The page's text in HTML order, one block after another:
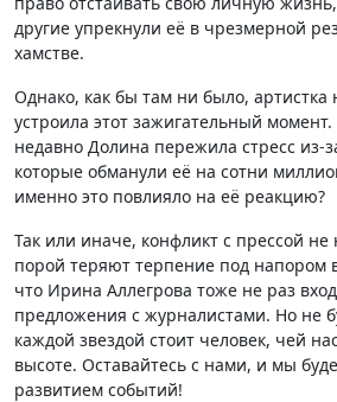
другие упрекнули её в чрезмерной
хамстве.
Однако, как бы там ни было, артистка
устроила этот зажигательный
недавно Долина пережила стресс из-
которые обманули её на сотни
именно это повлияло на её реакцию?
Так или иначе, конфликт с прессой не
порой теряют терпение под напором
что Ирина Аллегрова тоже не раз
предложения с журналистами. Но не
каждой звездой стоит человек, чей
высоте. Оставайтесь с нами, и мы
развитием событий!